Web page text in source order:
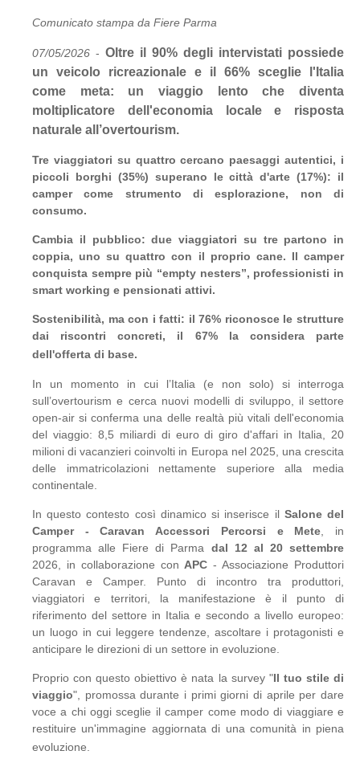
Comunicato stampa da Fiere Parma
07/05/2026 - Oltre il 90% degli intervistati possiede
un veicolo ricreazionale e il 66% sceglie l'Italia
come meta: un viaggio lento che diventa
moltiplicatore dell'economia locale e risposta
naturale all’overtourism.
Tre viaggiatori su quattro cercano paesaggi autentici, i
piccoli borghi (35%) superano le città d'arte (17%): il
camper come strumento di esplorazione, non di
consumo.
Cambia il pubblico: due viaggiatori su tre partono in
coppia, uno su quattro con il proprio cane. Il camper
conquista sempre più “empty nesters”, professionisti in
smart working e pensionati attivi.
Sostenibilità, ma con i fatti: il 76% riconosce le strutture
dai riscontri concreti, il 67% la considera parte
dell'offerta di base.
In un momento in cui l’Italia (e non solo) si interroga
sull’overtourism e cerca nuovi modelli di sviluppo, il settore
open-air si conferma una delle realtà più vitali dell'economia
del viaggio: 8,5 miliardi di euro di giro d'affari in Italia, 20
milioni di vacanzieri coinvolti in Europa nel 2025, una crescita
delle immatricolazioni nettamente superiore alla media
continentale.
In questo contesto così dinamico si inserisce il Salone del
Camper - Caravan Accessori Percorsi e Mete , in
programma alle Fiere di Parma dal 12 al 20 settembre
2026, in collaborazione con APC - Associazione Produttori
Caravan e Camper. Punto di incontro tra produttori,
viaggiatori e territori, la manifestazione è il punto di
riferimento del settore in Italia e secondo a livello europeo:
un luogo in cui leggere tendenze, ascoltare i protagonisti e
anticipare le direzioni di un settore in evoluzione.
Proprio con questo obiettivo è nata la survey "Il tuo stile di
viaggio", promossa durante i primi giorni di aprile per dare
voce a chi oggi sceglie il camper come modo di viaggiare e
restituire un'immagine aggiornata di una comunità in piena
evoluzione.